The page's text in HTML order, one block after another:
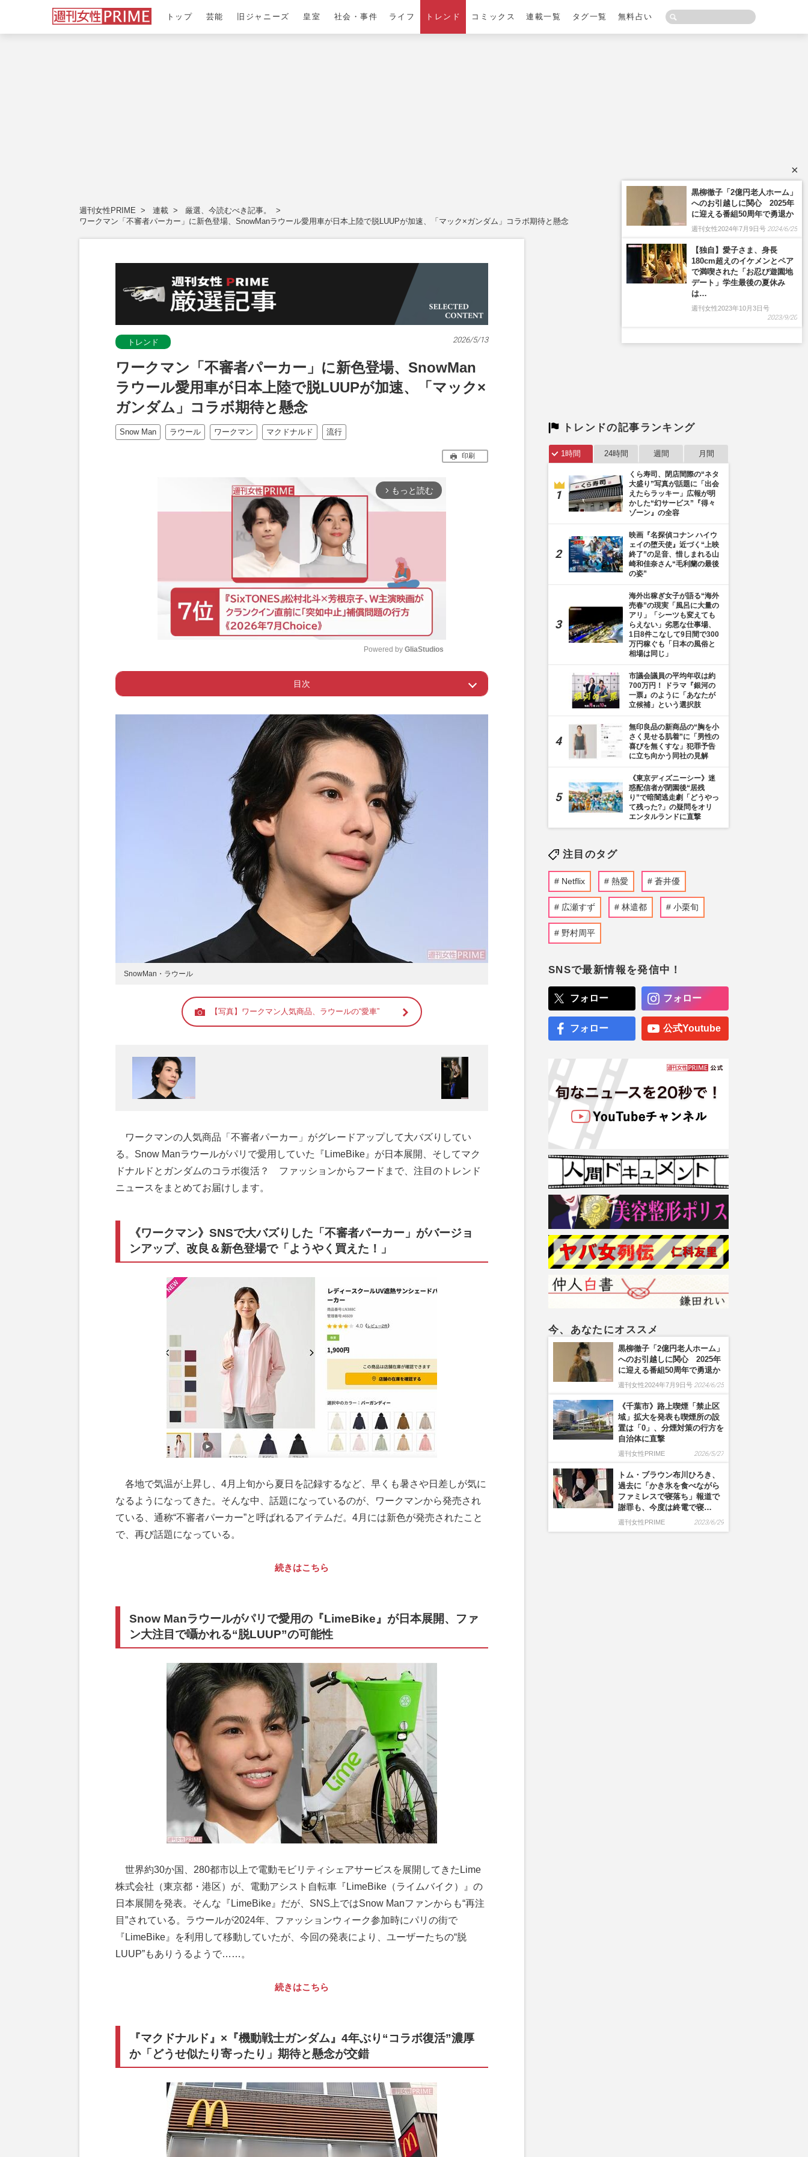
トップ 芸能 旧ジャニーズ 皇室 社会・事件 ライフ トレンド コミックス 連載一覧 タグ一覧 無料占い
週刊女性PRIME 連載
厳選、今読むべき記事。
ワークマン「不審者パーカー」に新色登場、SnowManラウール愛用車が日本上陸で脱LUUPが加速、「マック×ガンダム」コラボ期待と懸念
トレンド 2026/5/13
ワークマン「不審者パーカー」に新色登場、SnowMan
ラウール愛用車が日本上陸で脱LUUPが加速、「マック×
ガンダム」コラボ期待と懸念
Snow Man ラウール ワークマン マクドナルド 流行
印刷
arrow_forward_ios もっと読む
t
e
Powered by GliaStudios
目次
ー 《ワークマン》SNSで大バズりした「不審者パーカー」がバージ
ョンアップ、改良＆新色登場で「ようやく買えた！」
ー Snow Manラウールがパリで愛用の『LimeBike』が日本展開、フ
ァン大注目で囁かれる“脱LUUP”の可能性
ー 『マクドナルド』×『機動戦士ガンダム』4年ぶり“コラボ復活”濃
厚か「どうせ似たり寄ったり」期待と懸念が交錯
SnowMan・ラウール
【写真】ワークマン人気商品、ラウールの“愛車”
ワークマンの人気商品「不審者パーカー」がグレードアップして大バズりしてい
る。Snow Manラウールがパリで愛用していた『LimeBike』が日本展開、そしてマク
ドナルドとガンダムのコラボ復活？ ファッションからフードまで、注目のトレンド
ニュースをまとめてお届けします。
《ワークマン》SNSで大バズりした「不審者パーカー」がバージョ
ンアップ、改良＆新色登場で「ようやく買えた！」
各地で気温が上昇し、4月上旬から夏日を記録するなど、早くも暑さや日差しが気に
なるようになってきた。そんな中、話題になっているのが、ワークマンから発売され
ている、通称“不審者パーカー”と呼ばれるアイテムだ。4月には新色が発売されたこと
で、再び話題になっている。
続きはこちら
Snow Manラウールがパリで愛用の『LimeBike』が日本展開、ファ
ン大注目で囁かれる“脱LUUP”の可能性
世界約30か国、280都市以上で電動モビリティシェアサービスを展開してきたLime
株式会社（東京都・港区）が、電動アシスト自転車『LimeBike（ライムバイク）』の
日本展開を発表。そんな『LimeBike』だが、SNS上ではSnow Manファンからも“再注
目”されている。ラウールが2024年、ファッションウィーク参加時にパリの街で
『LimeBike』を利用して移動していたが、今回の発表により、ユーザーたちの“脱
LUUP”もありうるようで……。
続きはこちら
『マクドナルド』×『機動戦士ガンダム』4年ぶり“コラボ復活”濃厚
か「どうせ似たり寄ったり」期待と懸念が交錯
トレンドの記事ランキング
1時間 24時間 週間 月間
くら寿司、閉店間際の“ネタ
大盛り”写真が話題に「出会
えたらラッキー」広報が明
かした“幻サービス”『得々
ゾーン』の全容
映画『名探偵コナン ハイウ
ェイの堕天使』近づく“上映
終了”の足音、惜しまれる山
崎和佳奈さん“毛利蘭の最後
の姿”
海外出稼ぎ女子が語る“海外
売春”の現実「風呂に大量の
アリ」「シーツも変えても
らえない」劣悪な仕事場、
1日8件こなして9日間で300
万円稼ぐも「日本の風俗と
相場は同じ」
市議会議員の平均年収は約
700万円！ ドラマ『銀河の
一票』のように「あなたが
立候補」という選択肢
無印良品の新商品の“胸を小
さく見せる肌着”に「男性の
喜びを無くすな」犯罪予告
に立ち向かう同社の見解
《東京ディズニーシー》迷
惑配信者が閉園後“居残
り”で暗闇逃走劇「どうやっ
て残った?」の疑問をオリ
エンタルランドに直撃
注目のタグ
Netflix 熱愛 蒼井優
広瀬すず 林遣都 小栗旬
野村周平
SNSで最新情報を発信中！
フォロー フォロー
フォロー 公式Youtube
今、あなたにオススメ
黒柳徹子「2億円老人ホーム」
へのお引越しに関心 2025年
に迎える番組50周年で勇退か
週刊女性2024年7月9日号 2024/6/25
《千葉市》路上喫煙「禁止区
域」拡大を発表も喫煙所の設
置は「0」、分煙対策の行方を
自治体に直撃
週刊女性PRIME 2026/5/27
トム・ブラウン布川ひろき、
過去に「かき氷を食べながら
ファミレスで寝落ち」報道で
謝罪も、今度は終電で寝…
週刊女性PRIME 2023/6/29
×
黒柳徹子「2億円老人ホーム」
へのお引越しに関心 2025年
に迎える番組50周年で勇退か
週刊女性2024年7月9日号 2024/6/25
【独自】愛子さま、身長
180cm超えのイケメンとペア
で満喫された「お忍び遊園地
デート」学生最後の夏休み
は…
週刊女性2023年10月3日号
2023/9/20